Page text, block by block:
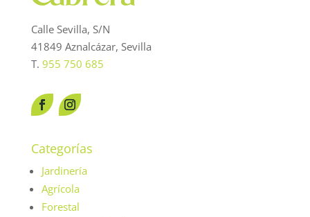
Calle Sevilla, S/N
41849 Aznalcázar, Sevilla
T. 955 750 685
Categorías
Jardinería
Agrícola
Forestal